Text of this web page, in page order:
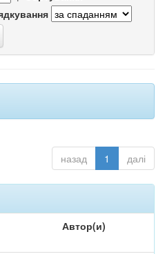
назад 1 далі
Автор(и)